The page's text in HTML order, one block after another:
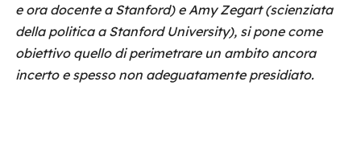
e ora docente a Stanford) e Amy Zegart (scienziata
della politica a Stanford University), si pone come
obiettivo quello di perimetrare un ambito ancora
incerto e spesso non adeguatamente presidiato.